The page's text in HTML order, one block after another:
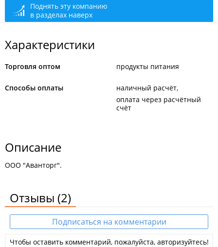
+7 914 704-06-55
сегодня закрыто
Поднять эту компанию
в разделах наверх
Характеристики
Торговля оптом продукты питания
Способы оплаты
наличный расчёт
оплата через расчётный
счёт
Описание
ООО "Аванторг".
Отзывы (2)
Подписаться на комментарии
Чтобы оставить комментарий, пожалуйста, авторизуйтесь!